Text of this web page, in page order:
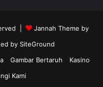
|
Jannah Theme by
by SiteGround
Gambar Bertaruh
Kasino
Kami